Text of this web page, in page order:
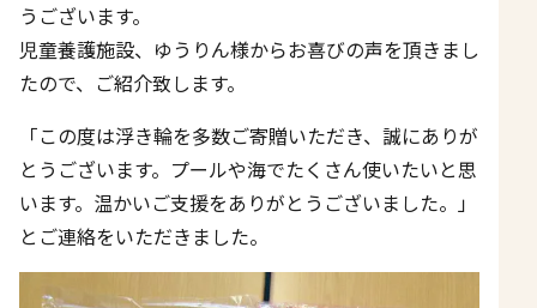
うございます。
児童養護施設、ゆうりん様からお喜びの声を頂きまし
たので、ご紹介致します。
「この度は浮き輪を多数ご寄贈いただき、誠にありが
とうございます。プールや海でたくさん使いたいと思
います。温かいご支援をありがとうございました。」
とご連絡をいただきました。